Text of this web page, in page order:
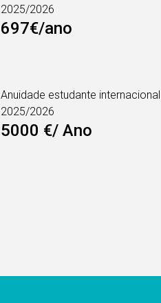
2025/2026
697€/ano
Anuidade estudante internacional
2025/2026
5000 €/ Ano